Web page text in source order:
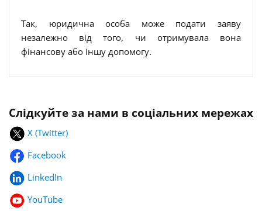
Так, юридична особа може подати заяву
незалежно від того, чи отримувала вона
фінансову або іншу допомогу.
Слідкуйте за нами в соціальних мережах
X (Twitter)
Facebook
LinkedIn
YouTube